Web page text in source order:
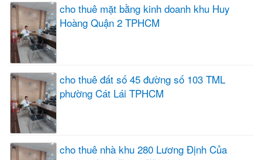
cho thuê mặt bằng kinh doanh khu Huy
Hoàng Quận 2 TPHCM
cho thuê đất số 45 đường số 103 TML
phường Cát Lái TPHCM
cho thuê nhà khu 280 Lương Định Của